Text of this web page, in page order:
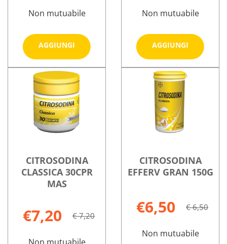
Non mutuabile
AGGIUNGI
Aggiungi CEF
ACID
PLUS
20STICK
PACK al
carrello
Informazioni
su CEF
-
ACID
PLUS
20STICK
Non mutuabile
AGGIUNGI
Aggiungi
20BUST
EFFERV al
Informazioni
su
20BUST
EFFERV
CITROSODINA
CLASSICA 30CPR
MAS
€7,20 € 7,20
CITROSODINA
EFFERV GRAN 150G
€6,50 € 6,50
Non mutuabile